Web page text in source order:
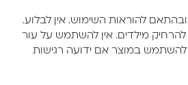
להוראות השימוש. אין לבלוע.
מילדים. אין להשתמש על עור
להשתמש במוצר אם ידועה רגישות